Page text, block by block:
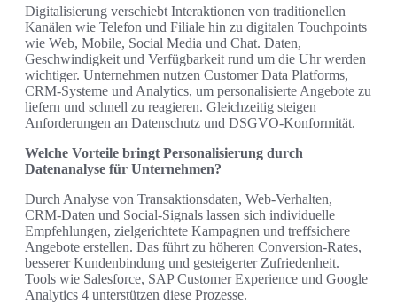
Digitalisierung verschiebt Interaktionen von traditionellen
Kanälen wie Telefon und Filiale hin zu digitalen Touchpoints
wie Web, Mobile, Social Media und Chat. Daten,
Geschwindigkeit und Verfügbarkeit rund um die Uhr werden
wichtiger. Unternehmen nutzen Customer Data Platforms,
CRM‑Systeme und Analytics, um personalisierte Angebote zu
liefern und schnell zu reagieren. Gleichzeitig steigen
Anforderungen an Datenschutz und DSGVO‑Konformität.
Welche Vorteile bringt Personalisierung durch
Datenanalyse für Unternehmen?
Durch Analyse von Transaktionsdaten, Web‑Verhalten,
CRM‑Daten und Social‑Signals lassen sich individuelle
Empfehlungen, zielgerichtete Kampagnen und treffsichere
Angebote erstellen. Das führt zu höheren Conversion‑Rates,
besserer Kundenbindung und gesteigerter Zufriedenheit.
Tools wie Salesforce, SAP Customer Experience und Google
Analytics 4 unterstützen diese Prozesse.